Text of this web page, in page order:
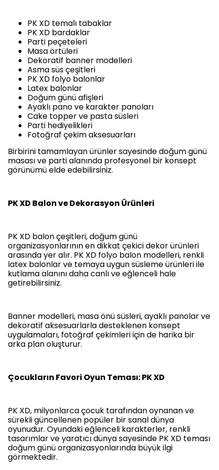
PK XD temalı tabaklar
PK XD bardaklar
Parti peçeteleri
Masa örtüleri
Dekoratif banner modelleri
Asma süs çeşitleri
PK XD folyo balonlar
Latex balonlar
Doğum günü afişleri
Ayaklı pano ve karakter panoları
Cake topper ve pasta süsleri
Parti hediyelikleri
Fotoğraf çekim aksesuarları
Birbirini tamamlayan ürünler sayesinde doğum günü
masası ve parti alanında profesyonel bir konsept
görünümü elde edebilirsiniz.
PK XD Balon ve Dekorasyon Ürünleri
PK XD balon çeşitleri, doğum günü
organizasyonlarının en dikkat çekici dekor ürünleri
arasında yer alır. PK XD folyo balon modelleri, renkli
latex balonlar ve temaya uygun süsleme ürünleri ile
kutlama alanını daha canlı ve eğlenceli hale
getirebilirsiniz.
Banner modelleri, masa önü süsleri, ayaklı panolar ve
dekoratif aksesuarlarla desteklenen konsept
uygulamaları, fotoğraf çekimleri için de harika bir
arka plan oluşturur.
Çocukların Favori Oyun Teması: PK XD
PK XD, milyonlarca çocuk tarafından oynanan ve
sürekli güncellenen popüler bir sanal dünya
oyunudur. Oyundaki eğlenceli karakterler, renkli
tasarımlar ve yaratıcı dünya sayesinde PK XD teması
doğum günü organizasyonlarında büyük ilgi
görmektedir.